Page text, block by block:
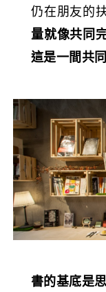
仍在朋友的
量就像共同
這是一間共
書的基底是